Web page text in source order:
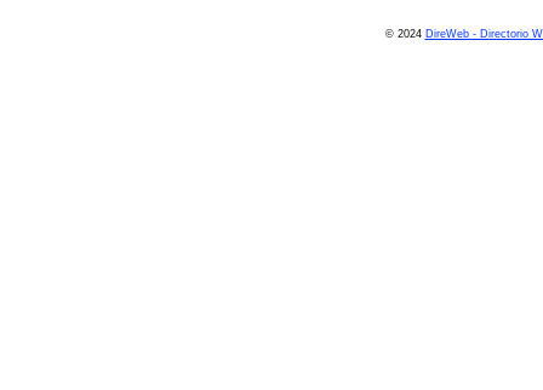
© 2024 DireWeb - Directorio